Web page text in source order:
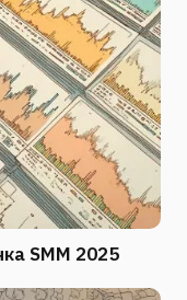
SMM 2025